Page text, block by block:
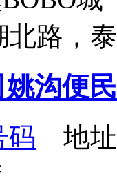
北路，
沟便
码 地址